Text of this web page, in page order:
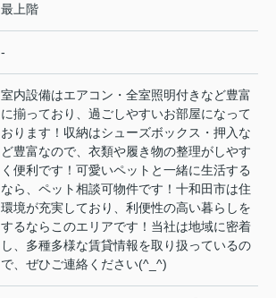
最上階
-
室内設備はエアコン・全室照明付きなど豊富
に揃っており、過ごしやすいお部屋になって
おります！収納はシューズボックス・押入な
ど豊富なので、衣類や履き物の整理がしやす
く便利です！可愛いペットと一緒に生活する
なら、ペット相談可物件です！十和田市は住
環境が充実しており、利便性の高い暮らしを
するならこのエリアです！当社は地域に密着
し、多種多様な賃貸情報を取り扱っているの
で、ぜひご連絡ください(^_^)